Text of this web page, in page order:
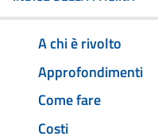
A chi è rivolto
Approfondimenti
Come fare
Costi